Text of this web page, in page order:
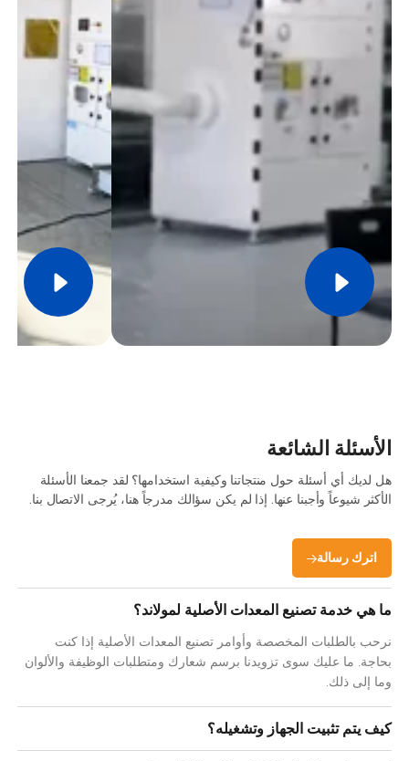
الأسئلة الشائعة
هل لديك أي أسئلة حول منتجاتنا وكيفية استخدامها؟ لقد جمعنا الأسئلة
الأكثر شيوعاً وأجبنا عنها. إذا لم يكن سؤالك مدرجاً هنا، يُرجى الاتصال بنا.
اترك رسالة
ما هي خدمة تصنيع المعدات الأصلية لمولاند؟
نرحب بالطلبات المخصصة وأوامر تصنيع المعدات الأصلية إذا كنت
بحاجة. ما عليك سوى تزويدنا برسم شعارك ومتطلبات الوظيفة والألوان
وما إلى ذلك.
كيف يتم تثبيت الجهاز وتشغيله؟